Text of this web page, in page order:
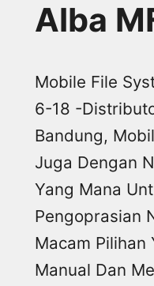
Alba
Mobile File
6-18 -
Bandung,
Juga Dengan
Yang Mana
Pengoprasian
Macam Pilihan
Manual Dan